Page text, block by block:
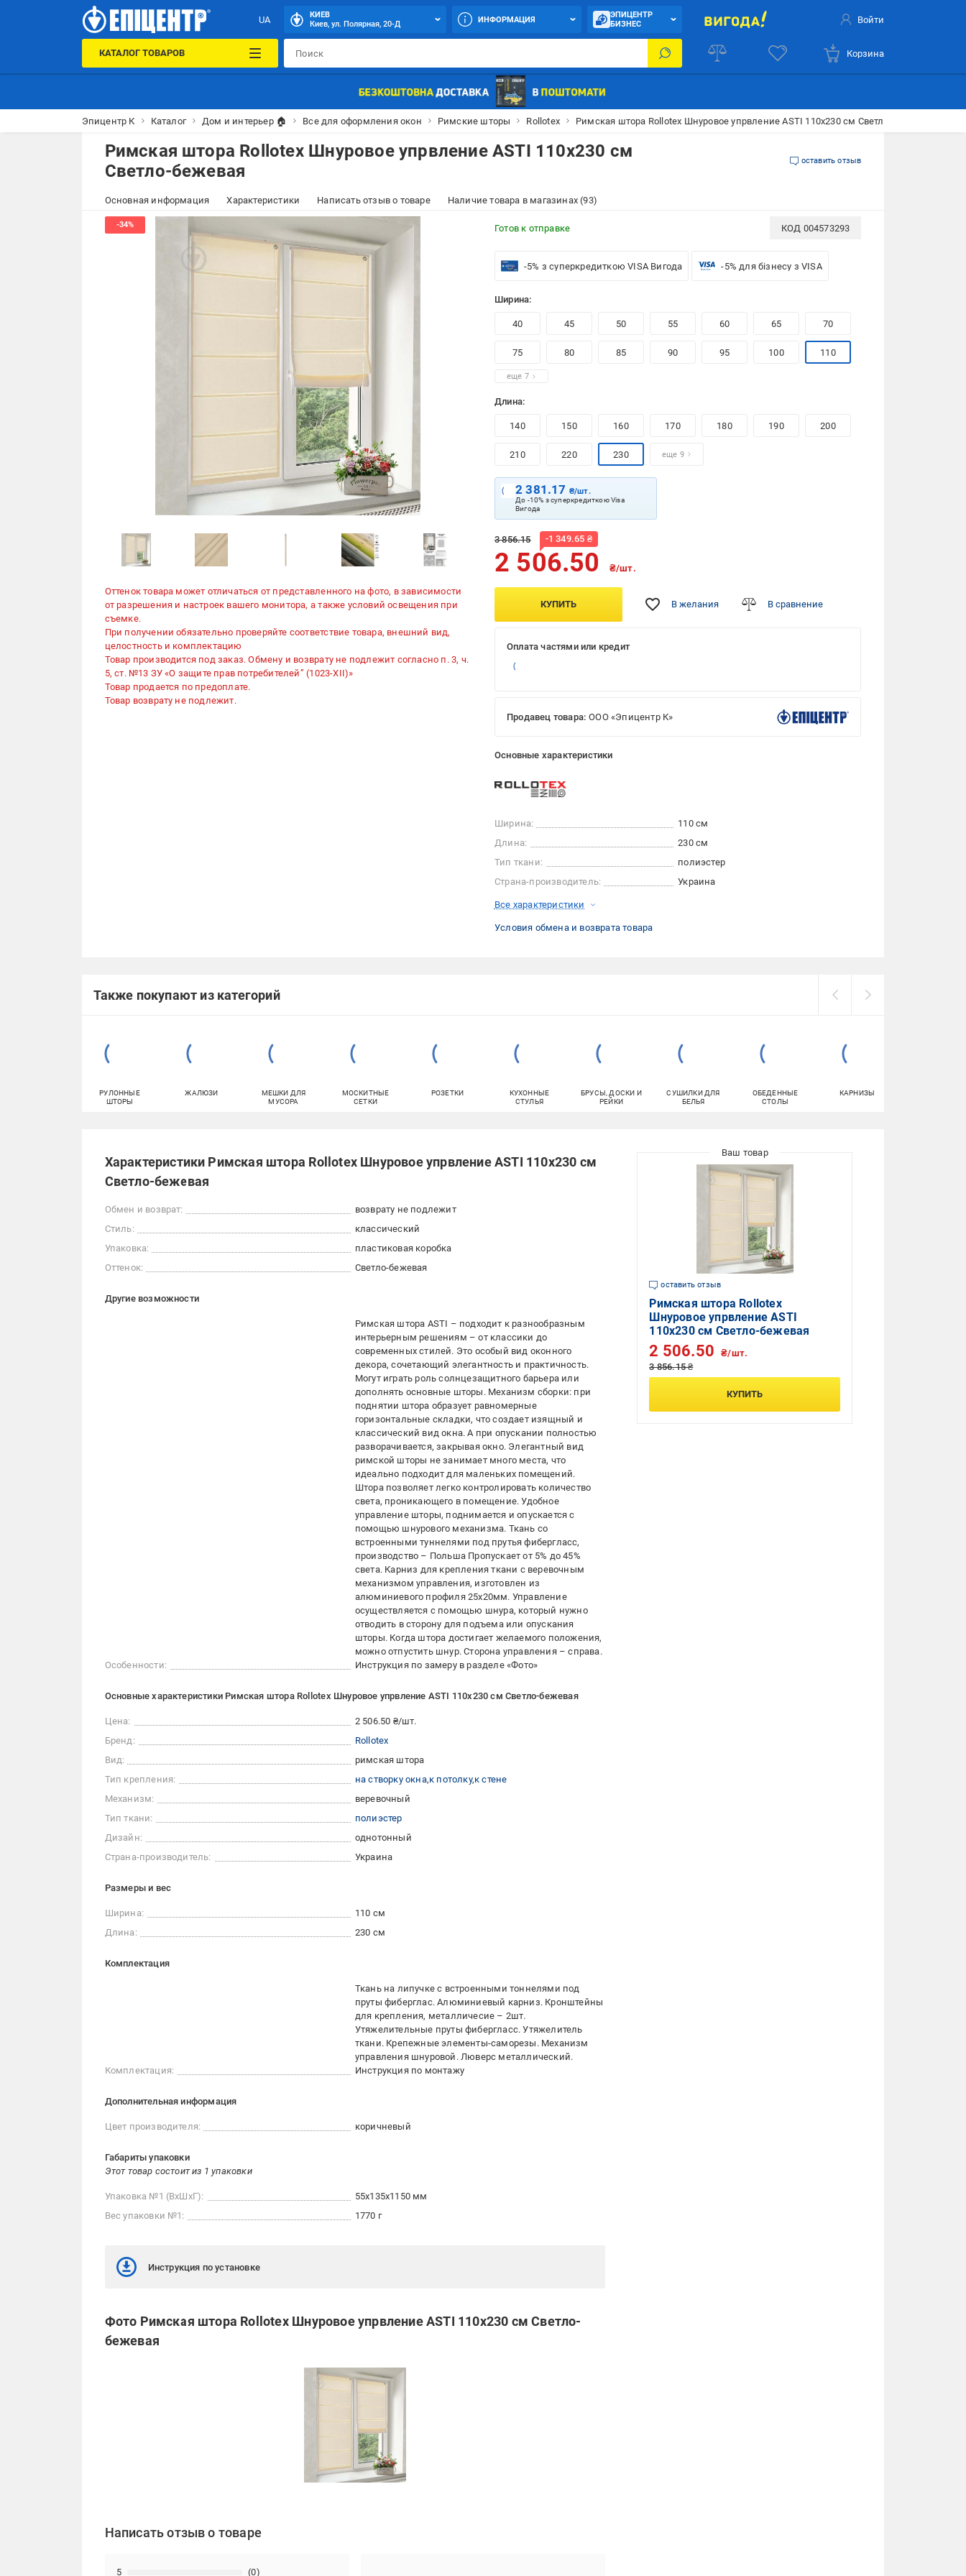
UA
КИЕВ
Киев, ул. Полярная, 20-Д
ИНФОРМАЦИЯ
ЭПИЦЕНТР
БИЗНЕС
Войти
КАТАЛОГ ТОВАРОВ Корзина
Эпицентр К Каталог Дом и интерьер 🏠 Все для оформления окон Римские шторы Rollotex Римская штора Rollotex Шнуровое упрвление ASTI 110x230 см Светло-бежевая
Римская штора Rollotex Шнуровое упрвление ASTI 110x230 см
Светло-бежевая
оставить отзыв
Основная информация Характеристики Написать отзыв о товаре Наличие товара в магазинах (93)
Оттенок товара может отличаться от представленного на фото, в зависимости
от разрешения и настроек вашего монитора, а также условий освещения при
съемке.
При получении обязательно проверяйте соответствие товара, внешний вид,
целостность и комплектацию
Товар производится под заказ. Обмену и возврату не подлежит согласно п. 3, ч.
5, ст. №13 ЗУ «О защите прав потребителей” (1023-XII)»
Товар продается по предоплате.
Товар возврату не подлежит.
Готов к отправке КОД 004573293
-5% з суперкредиткою VISA Вигода -5% для бізнесу з VISA
Ширина:
40 45 50 55 60 65 70
75 80 85 90 95 100 110
еще 7
Длина:
140 150 160 170 180 190 200
210 220 230 еще 9
2 381.17 ₴/шт.
До -10% з суперкредиткою Visa
Вигода
3 856.15 -1 349.65 ₴
2 506.50 ₴/шт.
КУПИТЬ В желания В сравнение
Оплата частями или кредит
Продавец товара: ООО «Эпицентр К»
Основные характеристики
Ширина:
110 см
Длина:
230 см
Тип ткани:
полиэстер
Страна-производитель:
Украина
Все характеристики
Условия обмена и возврата товара
Также покупают из категорий
РУЛОННЫЕ
ШТОРЫ
ЖАЛЮЗИ
МЕШКИ ДЛЯ
МУСОРА
МОСКИТНЫЕ
СЕТКИ
РОЗЕТКИ
КУХОННЫЕ
СТУЛЬЯ
БРУСЫ, ДОСКИ И
РЕЙКИ
СУШИЛКИ ДЛЯ
БЕЛЬЯ
ОБЕДЕННЫЕ
СТОЛЫ
КАРНИЗЫ
Характеристики Римская штора Rollotex Шнуровое упрвление ASTI 110x230 см
Светло-бежевая
Обмен и возврат:
возврату не подлежит
Стиль:
классический
Упаковка:
пластиковая коробка
Оттенок:
Светло-бежевая
Другие возможности
Особенности:
Римская штора ASTI – подходит к разнообразным
интерьерным решениям – от классики до
современных стилей. Это особый вид оконного
декора, сочетающий элегантность и практичность.
Могут играть роль солнцезащитного барьера или
дополнять основные шторы. Механизм сборки: при
поднятии штора образует равномерные
горизонтальные складки, что создает изящный и
классический вид окна. А при опускании полностью
разворачивается, закрывая окно. Элегантный вид
римской шторы не занимает много места, что
идеально подходит для маленьких помещений.
Штора позволяет легко контролировать количество
света, проникающего в помещение. Удобное
управление шторы, поднимается и опускается с
помощью шнурового механизма. Ткань со
встроенными туннелями под прутья фибергласс,
производство – Польша Пропускает от 5% до 45%
света. Карниз для крепления ткани с веревочным
механизмом управления, изготовлен из
алюминиевого профиля 25х20мм. Управление
осуществляется с помощью шнура, который нужно
отводить в сторону для подъема или опускания
шторы. Когда штора достигает желаемого положения,
можно отпустить шнур. Сторона управления – справа.
Инструкция по замеру в разделе «Фото»
Основные характеристики Римская штора Rollotex Шнуровое упрвление ASTI 110x230 см Светло-бежевая
Цена:
2 506.50 ₴/шт.
Бренд:
Rollotex
Вид:
римская штора
Тип крепления:
на створку окна к потолку к стене
Механизм:
веревочный
Тип ткани:
полиэстер
Дизайн:
однотонный
Страна-производитель:
Украина
Размеры и вес
Ширина:
110 см
Длина:
230 см
Комплектация
Комплектация:
Ткань на липучке с встроенными тоннелями под
пруты фиберглас. Алюминиевый карниз. Кронштейны
для крепления, металличесие – 2шт.
Утяжелительные пруты фибергласс. Утяжелитель
ткани. Крепежные элементы-саморезы. Механизм
управления шнуровой. Люверс металлический.
Инструкция по монтажу
Дополнительная информация
Цвет производителя: коричневый
Габариты упаковки
Этот товар состоит из 1 упаковки
Упаковка №1 (ВхШхГ):
55x135x1150 мм
Вес упаковки №1:
1770 г
Инструкция по установке
Фото Римская штора Rollotex Шнуровое упрвление ASTI 110x230 см Светло-
бежевая
Написать отзыв о товаре
5 (0)
оставить отзыв
Римская штора Rollotex
Шнуровое упрвление ASTI
110x230 см Светло-бежевая
3 856.15 ₴
2 506.50 ₴/шт.
КУПИТЬ